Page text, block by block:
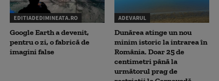
EDITIADEDIMINEATA.RO
Google Earth a devenit,
pentru o zi, o fabrică de
imagini false
ADEVARUL
Dunărea atinge un nou
minim istoric la intrarea în
România. Doar 25 de
centimetri până la
următorul prag de